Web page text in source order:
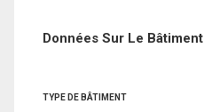
Données Sur Le Bâtiment
TYPE DE BÂTIMENT